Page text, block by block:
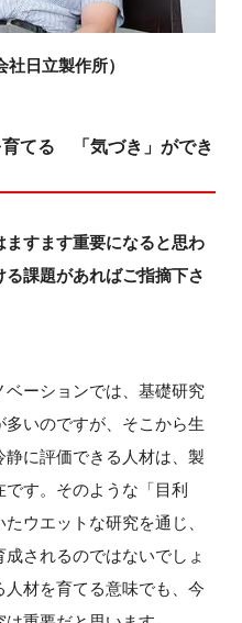
社日立製作所）
育てる 「気づき」ができ
すます重要になると思わ
課題があればご指摘下さ
ーションでは、基礎研究
いのですが、そこから生
に評価できる人材は、製
す。そのような「目利
ウエットな研究を通じ、
されるのではないでしょ
材を育てる意味でも、今